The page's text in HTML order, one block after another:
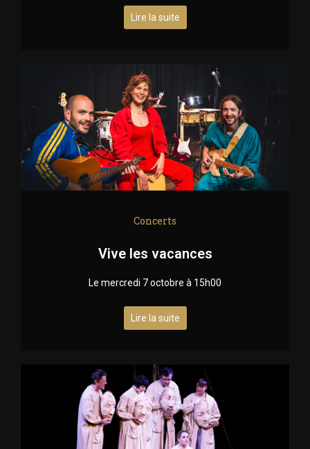
Lire la suite
Concerts
Vive les vacances
Le mercredi 7 octobre à 15h00
Lire la suite